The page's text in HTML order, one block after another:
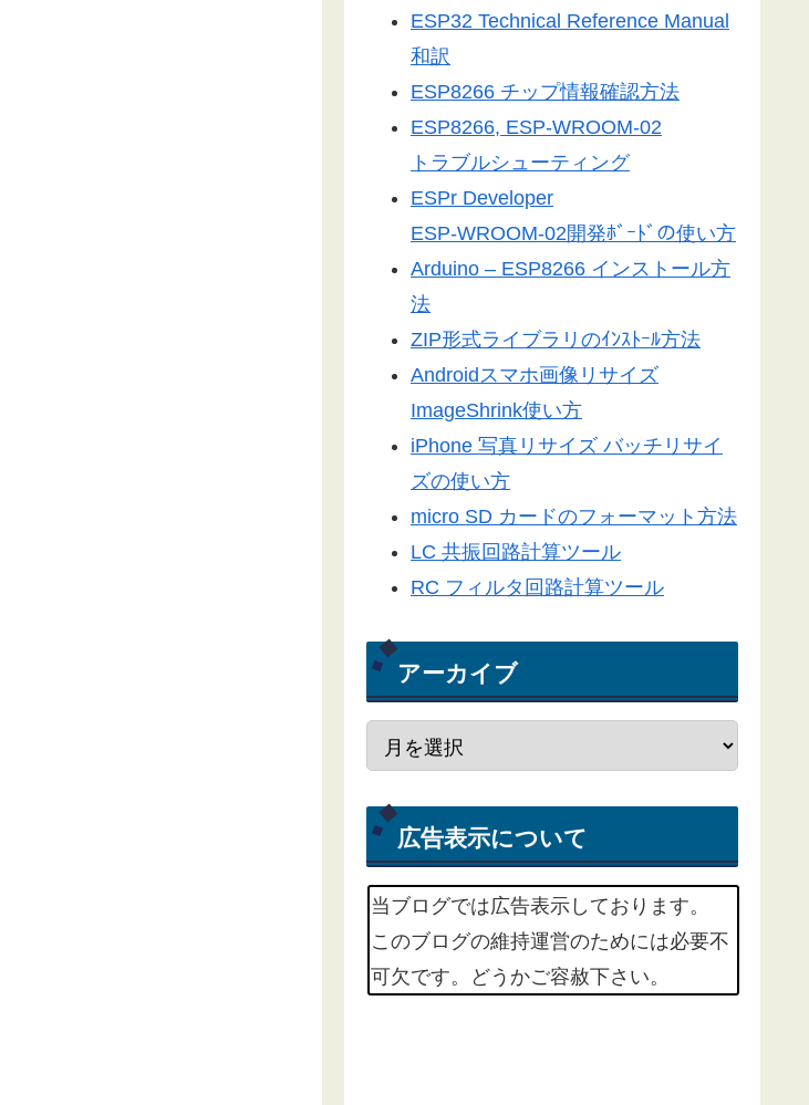
便利グッズ
ESP32 Technical Reference Manual
和訳
ESP8266 チップ情報確認方法
ESP8266, ESP-WROOM-02
トラブルシューティング
ESPr Developer
ESP-WROOM-02開発ﾎﾞｰﾄﾞの使い方
Arduino – ESP8266 インストール方
法
ZIP形式ライブラリのｲﾝｽﾄｰﾙ方法
Androidスマホ画像リサイズ
ImageShrink使い方
iPhone 写真リサイズ バッチリサイ
ズの使い方
micro SD カードのフォーマット方法
LC 共振回路計算ツール
RC フィルタ回路計算ツール
アーカイブ
広告表示について
当ブログでは広告表示しております。
このブログの維持運営のためには必要不
可欠です。どうかご容赦下さい。